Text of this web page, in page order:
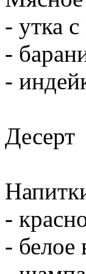
- утка
-
-
Десерт
-
- белое